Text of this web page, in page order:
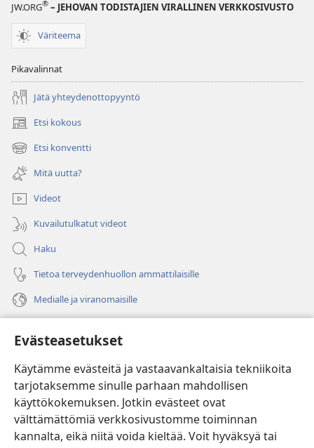
Evästeasetukset
Käytämme evästeitä ja vastaavankaltaisia tekniikoita
tarjotaksemme sinulle parhaan mahdollisen
käyttökokemuksen. Jotkin evästeet ovat
välttämättömiä verkkosivustomme toiminnan
kannalta, eikä niitä voida kieltää. Voit hyväksyä tai
JW.ORG® – JEHOVAN TODISTAJIEN VIRALLINEN VERKKOSIVUSTO
Väriteema
Pikavalinnat
Jätä yhteydenottopyyntö
Etsi kokous
(avaa
uuden
ikkunan)
Etsi konventti
(avaa
uuden
ikkunan)
Mitä uutta?
Videot
Kuvailutulkatut videot
Haku
Tietoa terveydenhuollon ammattilaisille
Medialle ja viranomaisille
(avaa
uuden
ikkunan)Vartiotornin VERKKOKIRJASTO
(avaa
uuden
ikkunan)JW Hub ®
(avaa